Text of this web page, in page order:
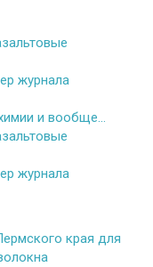
журнала
и вообще…
журнала
края для